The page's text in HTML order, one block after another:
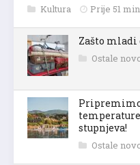
Kultura Prije 51
Zašto mladi
Ostale
stupnjeva!
Ostale